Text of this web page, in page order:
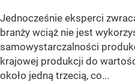
Jednocześnie eksperci
branży wciąż nie jest
samowystarczalności
krajowej produkcji do
około jedną trzecią, co...